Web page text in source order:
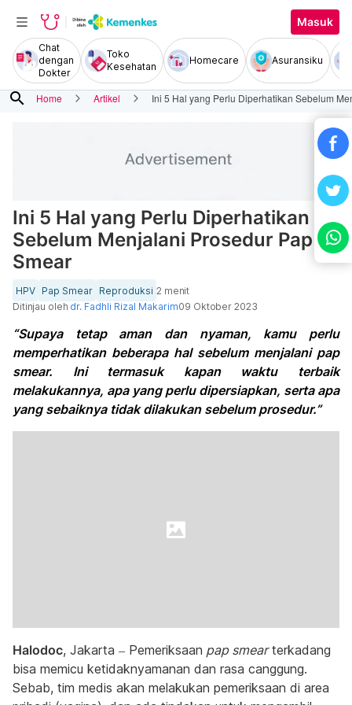
Masuk
Chat
dengan
Dokter
Toko
Kesehatan
Homecare Asuransiku
search Home Artikel Ini 5 Hal yang Perlu Diperhatikan Sebelum
Ini 5 Hal yang Perlu Diperhatikan
Sebelum Menjalani Prosedur Pap
Smear
HPV Pap Smear Reproduksi 2 menit
Ditinjau oleh dr. Fadhli Rizal Makarim09 Oktober 2023
“Supaya tetap aman dan nyaman, kamu perlu
memperhatikan beberapa hal sebelum menjalani pap
smear. Ini termasuk kapan waktu terbaik
melakukannya, apa yang perlu dipersiapkan, serta apa
yang sebaiknya tidak dilakukan sebelum prosedur.”
Halodoc, Jakarta – Pemeriksaan pap smearterkadang
bisa memicu ketidaknyamanan dan rasa canggung.
Sebab, tim medis akan melakukan pemeriksaan di area